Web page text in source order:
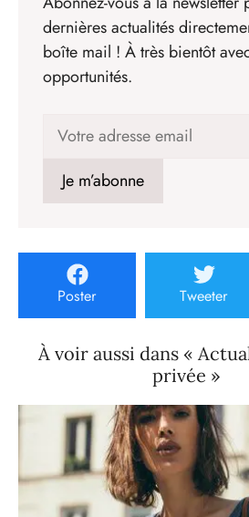
dernières actualités
boîte mail ! À très bientôt
opportunités.
Poster Tweeter
À voir aussi dans «
privée »